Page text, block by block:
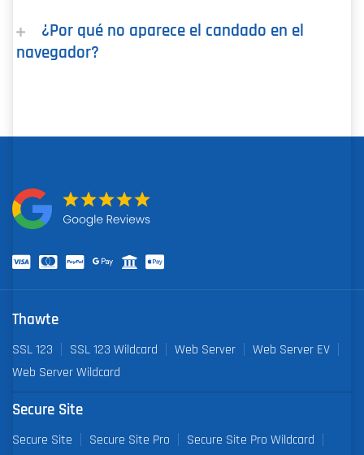
¿Por qué no aparece el candado en el
navegador?
Thawte
SSL 123 SSL 123 Wildcard Web Server
Web Server EV
Web Server Wildcard
Secure Site
Secure Site Secure Site Pro
Secure Site Pro Wildcard